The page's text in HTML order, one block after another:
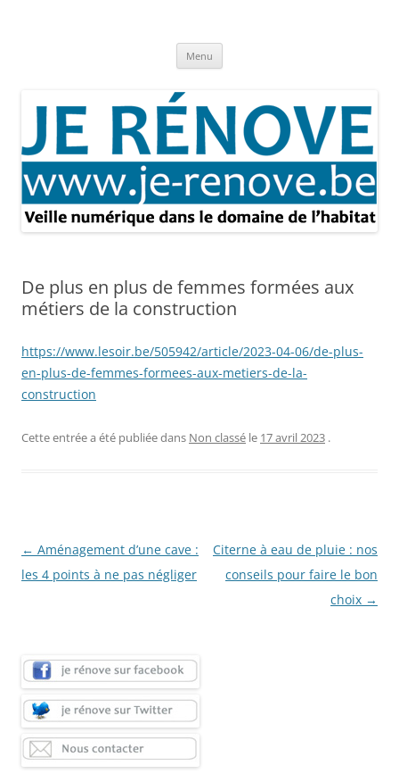
Menu
De plus en plus de femmes formées aux
métiers de la construction
https://www.lesoir.be/505942/article/2023-04-06/de-plus-
en-plus-de-femmes-formees-aux-metiers-de-la-
construction
Cette entrée a été publiée dans Non classé le 17 avril 2023 .
Navigation
des
← Aménagement d’une cave :
les 4 points à ne pas négliger
Citerne à eau de pluie : nos
conseils pour faire le bon
choix →